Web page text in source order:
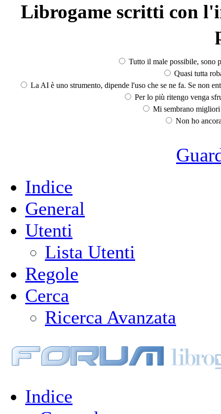
Librogame scritti con
Tutto il male possibile, sono
Quasi tutta
La AI è uno strumento, dipende l'uso che se ne fa. Se non
Per lo più ritengo venga
Mi sembrano
Non ho
Indice
General
Utenti
Lista Utenti
Regole
Cerca
Ricerca Avanzata
Indice